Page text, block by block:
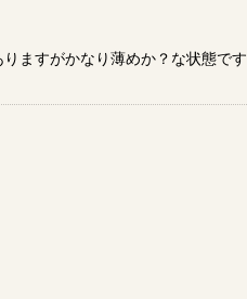
ますがかなり薄めか？な状態です